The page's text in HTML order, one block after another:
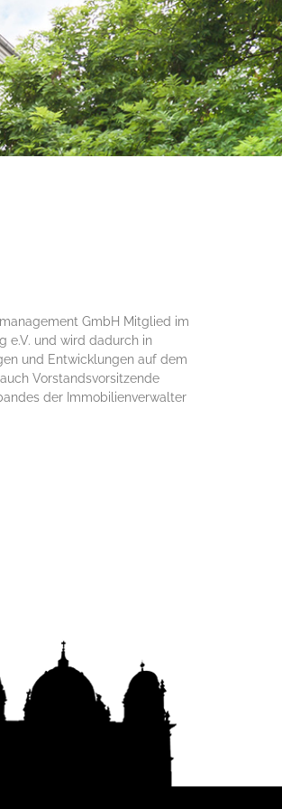
GmbH Mitglied im
e.V. und wird dadurch in
und Entwick­lungen auf dem
Vorstands­vorsitzende
der Immobilienverwalter